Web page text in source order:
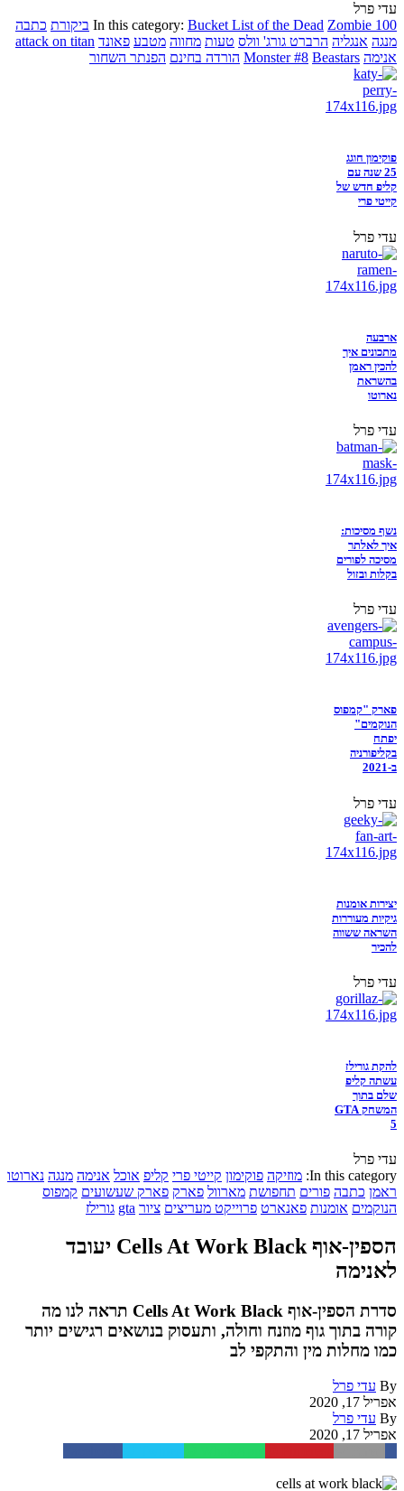
עדי פרל
In this category: Bucket List of the Dead Zombie 100 ביקורת כתבה
מנגה אנגליה הרברט גורג' וולס טעות מחווה מטבע פאונד attack on titan
אנימה
Monster #8 Beastars הורדה בחינם הפנתר השחור
פוקימון חוגג
25 שנה עם
קליפ חדש של
קייטי פרי
עדי פרל
ארבעה
מתכונים איך
להכין ראמן
בהשראת
נארוטו
עדי פרל
נשף מסיכות:
איך לאלתר
מסיכה לפורים
בקלות ובזול
עדי פרל
פארק "קמפוס
הנוקמים"
יפתח
בקליפורניה
ב-2021
עדי פרל
יצירות אומנות
גיקיות מעוררות
השראה ששווה
להכיר
עדי פרל
להקת גורילז
עשתה קליפ
שלם בתוך
המשחק GTA
5
עדי פרל
In this category: מוזיקה פוקימון קייטי פרי קליפ אוכל אנימה מנגה נארוטו
ראמן כתבה פורים תחפושת מארוול פארק פארק שעשועים קמפוס
הנוקמים אומנות פאנארט פרוייקט מעריצים ציור gta גורילז
הספין-אוף Cells At Work Black יעובד
לאנימה
סדרת הספין-אוף Cells At Work Black תראה לנו מה
קורה בתוך גוף מוזנח וחולה, ותעסוק בנושאים רגישים יותר
כמו מחלות מין והתקפי לב
By עדי פרל
אפריל 17, 2020
By עדי פרל
אפריל 17, 2020